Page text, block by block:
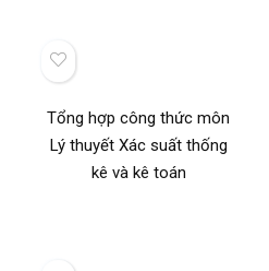
Tổng hợp công thức môn
Lý thuyết Xác suất thống
kê và kê toán